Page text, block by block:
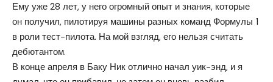
Ему уже 28 лет, у него огромный опыт и знания, которые
он получил, пилотируя машины разных команд Формулы 1
в роли тест-пилота. На мой взгляд, его нельзя считать
дебютантом.
В конце апреля в Баку Ник отлично начал уик-энд, и я